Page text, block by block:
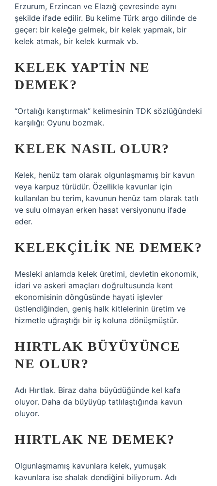
Erzurum, Erzincan ve Elazığ çevresinde aynı
şekilde ifade edilir. Bu kelime Türk argo dilinde de
geçer: bir keleğe gelmek, bir kelek yapmak, bir
kelek atmak, bir kelek kurmak vb.
KELEK YAPTIN NE
DEMEK?
“Ortalığı karıştırmak” kelimesinin TDK sözlüğündeki
karşılığı: Oyunu bozmak.
KELEK NASIL OLUR?
Kelek, henüz tam olarak olgunlaşmamış bir kavun
veya karpuz türüdür. Özellikle kavunlar için
kullanılan bu terim, kavunun henüz tam olarak tatlı
ve sulu olmayan erken hasat versiyonunu ifade
eder.
KELEKÇILIK NE DEMEK?
Mesleki anlamda kelek üretimi, devletin ekonomik,
idari ve askeri amaçları doğrultusunda kent
ekonomisinin döngüsünde hayati işlevler
üstlendiğinden, geniş halk kitlelerinin üretim ve
hizmetle uğraştığı bir iş koluna dönüşmüştür.
HIRTLAK BÜYÜYÜNCE
NE OLUR?
Adı Hırtlak. Biraz daha büyüdüğünde kel kafa
oluyor. Daha da büyüyüp tatlılaştığında kavun
oluyor.
HIRTLAK NE DEMEK?
Olgunlaşmamış kavunlara kelek, yumuşak
kavunlara ise shalak dendiğini biliyorum. Adı